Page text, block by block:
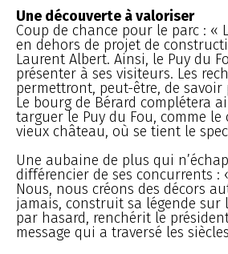
Une découverte à valoriser
Coup de chance pour le parc : «
en dehors de projet de
Laurent Albert. Ainsi, le Puy du
présenter à ses visiteurs. Les
permettront, peut-être, de
Le bourg de Bérard complétera
targuer le Puy du Fou, comme
vieux château, où se tient le
Une aubaine de plus qui
différencier de ses concurrents :
Nous, nous créons des décors
jamais, construit sa légende sur
par hasard, renchérit le
message qui a traversé les